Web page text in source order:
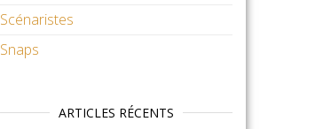
Scénaristes
Snaps
ARTICLES RÉCENTS